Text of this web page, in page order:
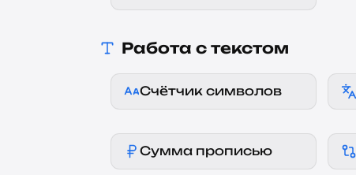
Работа с текстом
Счётчик символов
Сумма прописью